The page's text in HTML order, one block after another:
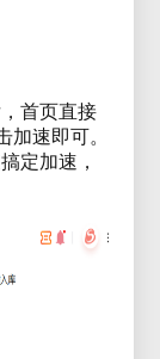
首页直接
加速即可。
定加速，